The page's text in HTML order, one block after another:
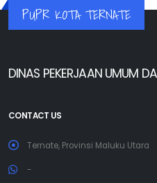
PUPR KOTA TERNATE
DINAS PEKERJAAN UMUM
CONTACT US
Ternate, Provinsi Maluku Utara
-